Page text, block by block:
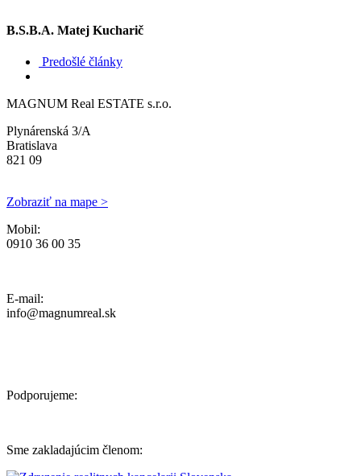
B.S.B.A. Matej Kucharič
Predošlé články
MAGNUM Real ESTATE s.r.o.
Plynárenská 3/A
Bratislava
821 09
Zobraziť na mape >
Mobil:
0910 36 00 35
E-mail:
info@magnumreal.sk
Podporujeme:
Sme zakladajúcim členom: